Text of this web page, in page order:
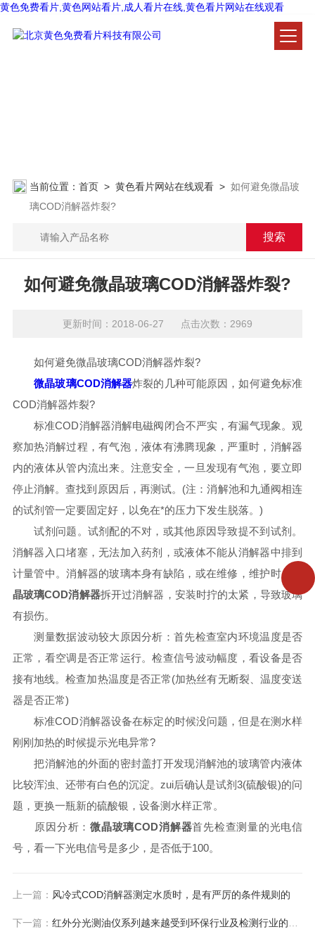
黄色免费看片,黄色网站看片,成人看片在线,黄色看片网站在线观看
当前位置： 首页> 黄色看片网站在线观看> 如何避免微晶玻
璃COD消解器炸裂?
如何避免微晶玻璃COD消解器炸裂?
更新时间：2018-06-27 点击次数：2969
如何避免微晶玻璃COD消解器炸裂?
微晶玻璃COD消解器炸裂的几种可能原因，如何避免标准
COD消解器炸裂?
标准COD消解器消解电磁阀闭合不严实，有漏气现象。观
察加热消解过程，有气泡，液体有沸腾现象，严重时，消解器
内的液体从管内流出来。注意安全，一旦发现有气泡，要立即
停止消解。查找到原因后，再测试。(注：消解池和九通阀相连
的试剂管一定要固定好，以免在*的压力下发生脱落。)
试剂问题。试剂配的不对，或其他原因导致提不到试剂。
消解器入口堵塞，无法加入药剂，或液体不能从消解器中排到
计量管中。消解器的玻璃本身有缺陷，或在维修，维护时，
晶玻璃COD消解器拆开过消解器，安装时拧的太紧，导致玻璃
有损伤。
测量数据波动较大原因分析：首先检查室内环境温度是否
正常，看空调是否正常运行。检查信号波动幅度，看设备是否
接有地线。检查加热温度是否正常(加热丝有无断裂、温度变送
器是否正常)
标准COD消解器设备在标定的时候没问题，但是在测水样
刚刚加热的时候提示光电异常?
把消解池的外面的密封盖打开发现消解池的玻璃管内液体
比较浑浊、还带有白色的沉淀。zui后确认是试剂3(硫酸银)的问
题，更换一瓶新的硫酸银，设备测水样正常。
原因分析：微晶玻璃COD消解器首先检查测量的光电信
号，看一下光电信号是多少，是否低于100。
上一篇： 风冷式COD消解器测定水质时，是有严厉的条件规则的
下一篇： 红外分光测油仪系列越来越受到环保行业及检测行业的青睐，秘密就在这里